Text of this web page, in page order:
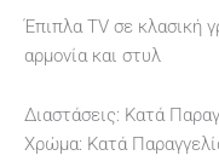
Έπιπλα TV σε κλασική
αρμονία και στυλ
Διαστάσεις: Κατά
Χρώμα: Κατά